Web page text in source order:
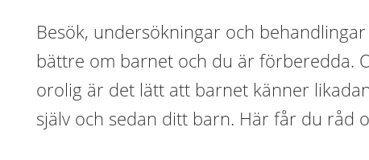
Besök, undersökningar och
bättre om barnet och du är förberedda.
orolig är det lätt att barnet känner
själv och sedan ditt barn. Här får du råd